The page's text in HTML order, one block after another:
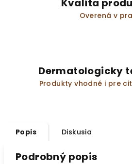
Kvalita
Overená v
Dermatologicky
Produkty vhodné i pre
Popis Diskusia
Podrobný popis